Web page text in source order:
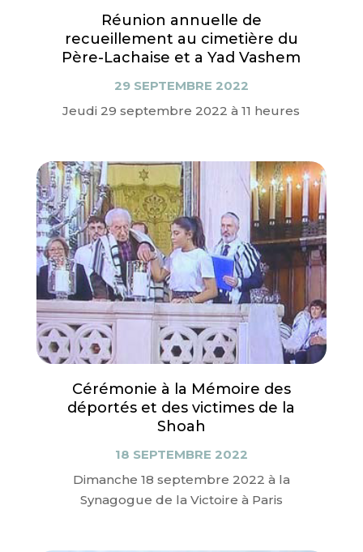
Réunion annuelle de
recueillement au cimetière du
Père-Lachaise et a Yad Vashem
29 SEPTEMBRE 2022
Jeudi 29 septembre 2022 à 11 heures
Cérémonie à la Mémoire des
déportés et des victimes de la
Shoah
18 SEPTEMBRE 2022
Dimanche 18 septembre 2022 à la
Synagogue de la Victoire à Paris